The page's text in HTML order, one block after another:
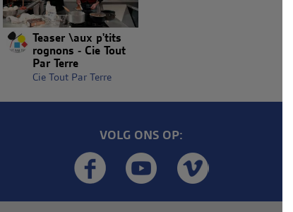
Teaser \aux p'tits
rognons - Cie Tout
Par Terre
Cie Tout Par Terre
VOLG ONS OP: